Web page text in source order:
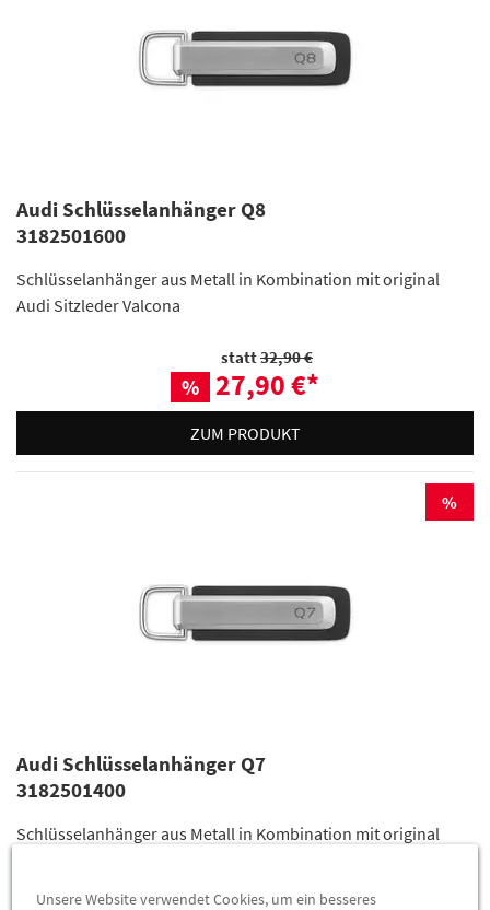
Audi Schlüsselanhänger Q8
3182501600
Schlüsselanhänger aus Metall in Kombination mit original
Audi Sitzleder Valcona
statt32,90 €
% 27,90 €*
ZUM PRODUKT
%
Audi Schlüsselanhänger Q7
3182501400
Schlüsselanhänger aus Metall in Kombination mit original
Unsere Website verwendet Cookies, um ein besseres